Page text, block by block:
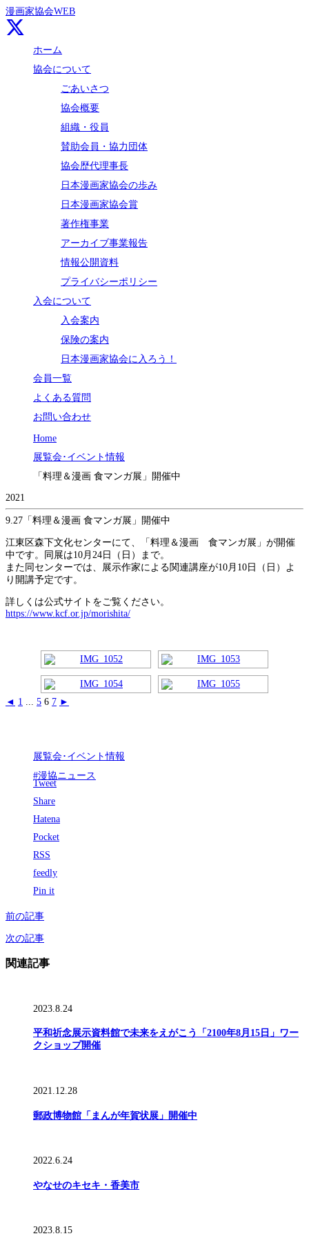
漫画家協会WEB
ホーム
協会について
ごあいさつ
協会概要
組織・役員
賛助会員・協力団体
協会歴代理事長
日本漫画家協会の歩み
日本漫画家協会賞
著作権事業
アーカイブ事業報告
情報公開資料
プライバシーポリシー
入会について
入会案内
保険の案内
日本漫画家協会に入ろう！
会員一覧
よくある質問
お問い合わせ
Home
展覧会･イベント情報
「料理＆漫画 食マンガ展」開催中
2021
9.27 「料理＆漫画 食マンガ展」開催中
江東区森下文化センターにて、「料理＆漫画 食マンガ展」が開催
中です。同展は10月24日（日）まで。
また同センターでは、展示作家による関連講座が10月10日（日）よ
り開講予定です。
詳しくは公式サイトをご覧ください。
https://www.kcf.or.jp/morishita/
◄ 1 ... 5 6 7 ►
展覧会･イベント情報
#漫協ニュース
Tweet
Share
Hatena
Pocket
RSS
feedly
Pin it
前の記事
次の記事
関連記事
2023.8.24
平和祈念展示資料館で未来をえがこう「2100年8月15日」ワー
クショップ開催
2021.12.28
郵政博物館「まんが年賀状展」開催中
2022.6.24
やなせのキセキ・香美市
2023.8.15